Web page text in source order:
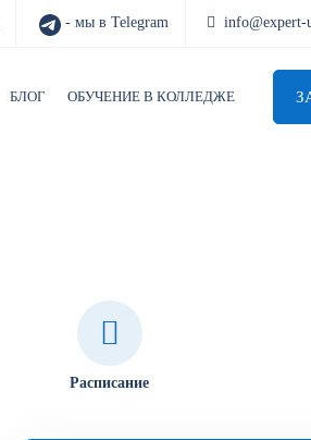
- мы в Telegram info@expert-
БЛОГ ОБУЧЕНИЕ В КОЛЛЕДЖЕ
Расписание